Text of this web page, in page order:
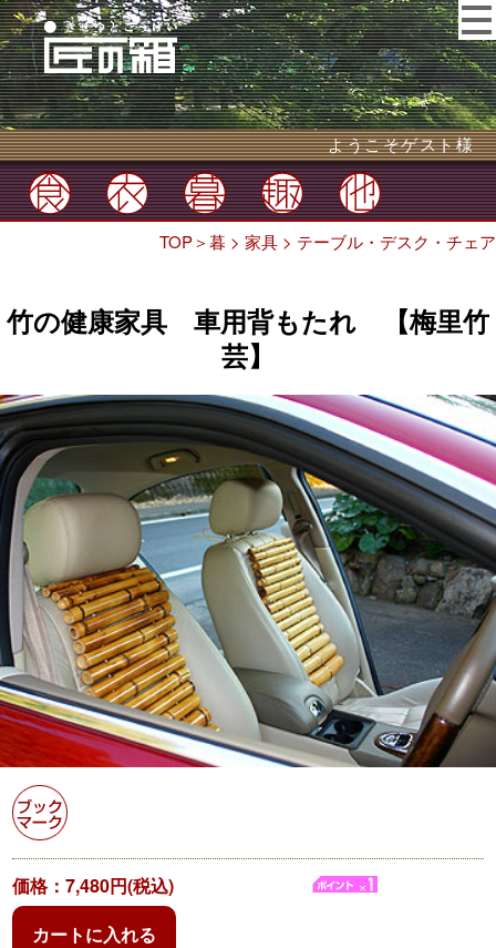
ようこそゲスト様
TOP＞暮 > 家具 > テーブル・デスク・チェア
竹の健康家具 車用背もたれ 【梅里竹
芸】
価格：7,480円(税込)
カートに入れる